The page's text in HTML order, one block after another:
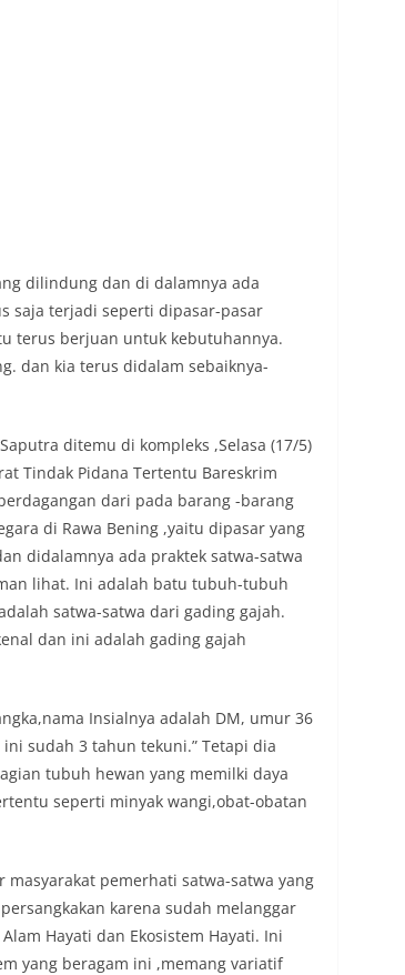
dilindung dan di dalamnya ada
saja terjadi seperti dipasar-pasar
terus berjuan untuk kebutuhannya.
dan kia terus didalam sebaiknya-
ditemu di kompleks ,Selasa (17/5)
Tindak Pidana Tertentu Bareskrim
dari pada barang -barang
di Rawa Bening ,yaitu dipasar yang
didalamnya ada praktek satwa-satwa
lihat. Ini adalah batu tubuh-tubuh
satwa-satwa dari gading gajah.
dan ini adalah gading gajah
Insialnya adalah DM, umur 36
sudah 3 tahun tekuni.” Tetapi dia
tubuh hewan yang memilki daya
seperti minyak wangi,obat-obatan
pemerhati satwa-satwa yang
karena sudah melanggar
Hayati dan Ekosistem Hayati. Ini
yang beragam ini ,memang variatif